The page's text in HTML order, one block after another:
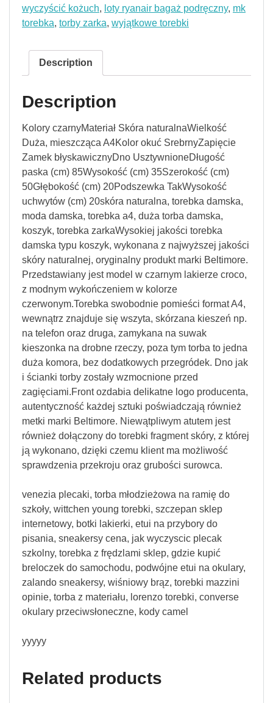
wyczyścić kożuch, loty ryanair bagaż podręczny, mk
torebka, torby zarka, wyjątkowe torebki
Description
Description
Kolory czarnyMateriał Skóra naturalnaWielkość
Duża, mieszcząca A4Kolor okuć SrebrnyZapięcie
Zamek błyskawicznyDno UsztywnioneDługość
paska (cm) 85Wysokość (cm) 35Szerokość (cm)
50Głębokość (cm) 20Podszewka TakWysokość
uchwytów (cm) 20skóra naturalna, torebka damska,
moda damska, torebka a4, duża torba damska,
koszyk, torebka zarkaWysokiej jakości torebka
damska typu koszyk, wykonana z najwyższej jakości
skóry naturalnej, oryginalny produkt marki Beltimore.
Przedstawiany jest model w czarnym lakierze croco,
z modnym wykończeniem w kolorze
czerwonym.Torebka swobodnie pomieści format A4,
wewnątrz znajduje się wszyta, skórzana kieszeń np.
na telefon oraz druga, zamykana na suwak
kieszonka na drobne rzeczy, poza tym torba to jedna
duża komora, bez dodatkowych przegródek. Dno jak
i ścianki torby zostały wzmocnione przed
zagięciami.Front ozdabia delikatne logo producenta,
autentyczność każdej sztuki poświadczają również
metki marki Beltimore. Niewątpliwym atutem jest
również dołączony do torebki fragment skóry, z której
ją wykonano, dzięki czemu klient ma możliwość
sprawdzenia przekroju oraz grubości surowca.
venezia plecaki, torba młodzieżowa na ramię do
szkoły, wittchen young torebki, szczepan sklep
internetowy, botki lakierki, etui na przybory do
pisania, sneakersy cena, jak wyczyscic plecak
szkolny, torebka z frędzlami sklep, gdzie kupić
breloczek do samochodu, podwójne etui na okulary,
zalando sneakersy, wiśniowy brąz, torebki mazzini
opinie, torba z materiału, lorenzo torebki, converse
okulary przeciwsłoneczne, kody camel
yyyyy
Related products